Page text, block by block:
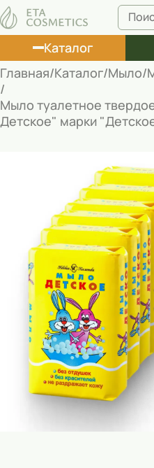
Каталог
Лосьоны
Туши
Маски
Муссы
Масла
Пена для
Румяна
Скрабы
Блески
Гели
Восковые
Главная Каталог Мыло
Мыло туалетное
Детское" марки